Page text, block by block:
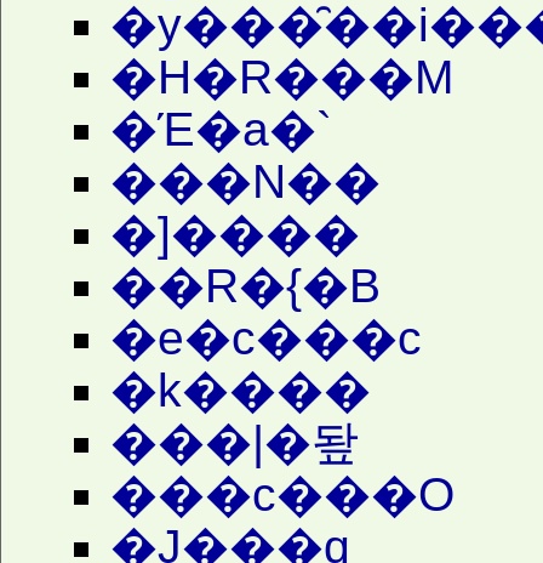
�H�R���M
�Έ�a�`
���N��
�]����
��R�{�B
�e�c���c
�k����
���|�돺
���c���O
�J���q